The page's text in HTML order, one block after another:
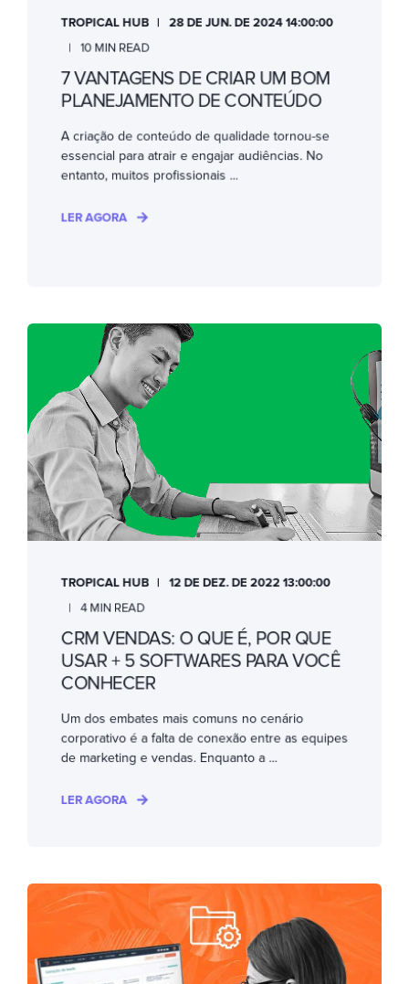
TROPICAL HUB
28 DE JUN. DE 2024 14:00:00
10 MIN READ
7 VANTAGENS DE CRIAR UM BOM
PLANEJAMENTO DE CONTEÚDO
A criação de conteúdo de qualidade tornou-se
essencial para atrair e engajar audiências. No
entanto, muitos profissionais ...
LER AGORA
TROPICAL HUB
12 DE DEZ. DE 2022 13:00:00
4 MIN READ
CRM VENDAS: O QUE É, POR QUE
USAR + 5 SOFTWARES PARA VOCÊ
CONHECER
Um dos embates mais comuns no cenário
corporativo é a falta de conexão entre as equipes
de marketing e vendas. Enquanto a ...
LER AGORA